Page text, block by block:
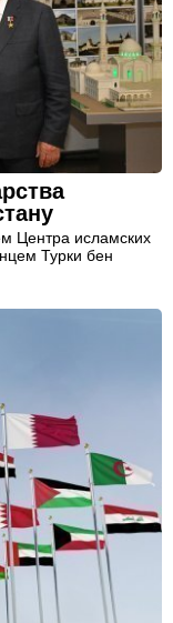
Центра исламских
Турки бен